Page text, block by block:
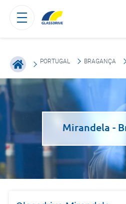
PORTUGAL BRAGANÇA
Mirandela -